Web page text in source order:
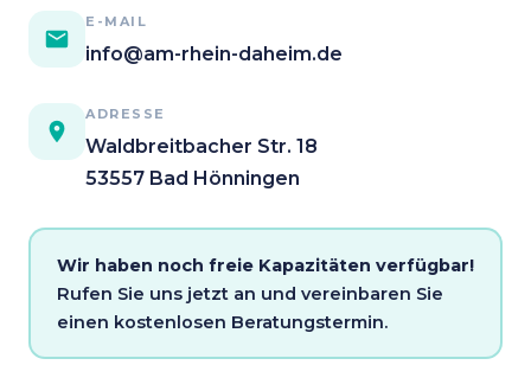
E-MAIL
info@am-rhein-daheim.de
ADRESSE
Waldbreitbacher Str. 18
53557 Bad Hönningen
Wir haben noch freie Kapazitäten verfügbar!
Rufen Sie uns jetzt an und vereinbaren Sie
einen kostenlosen Beratungstermin.